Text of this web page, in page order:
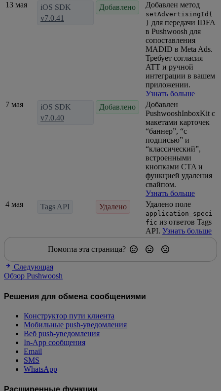
13 мая
iOS SDK
v7.0.41
Добавлено Добавлен метод
setAdvertisingId(
) для передачи IDFA
в Pushwoosh для
сопоставления
MADID в Meta Ads.
Требует согласия
ATT и ручной
интеграции в вашем
приложении.
Узнать больше
7 мая
iOS SDK
v7.0.40
Добавлено
Добавлен
PushwooshInboxKit с
макетами карточек
“баннер”, “с
подписью” и
“классический”,
встроенными
кнопками CTA и
функцией удаления
свайпом.
Узнать больше
4 мая
Tags API Удалено Удалено поле
application_speci
fic из ответов Tags
API. Узнать больше
Помогла эта страница?
Следующая
Обзор Pushwoosh
Решения для обмена сообщениями
Конструктор пути клиента
Мобильные push-уведомления
Веб push-уведомления
In-App сообщения
Email
SMS
WhatsApp